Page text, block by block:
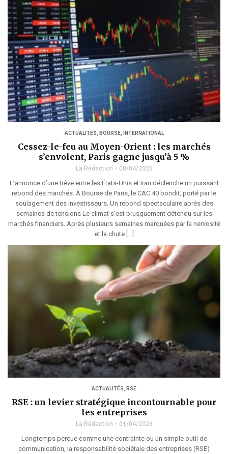
ACTUALITÉS BOURSE, INTERNATIONAL
Cessez-le-feu au Moyen-Orient : les marchés
s’envolent, Paris gagne jusqu’à 5 %
La Rédaction 08/04/2026
L’annonce d’une trêve entre les États-Unis et Iran déclenche un puissant
rebond des marchés. À Bourse de Paris, le CAC 40 bondit, porté par le
soulagement des investisseurs. Un rebond spectaculaire après des
semaines de tensions Le climat s’est brusquement détendu sur les
marchés financiers. Après plusieurs semaines marquées par la nervosité
et la chute […]
ACTUALITÉS RSE
RSE : un levier stratégique incontournable pour
les entreprises
La Rédaction 01/04/2026
Longtemps perçue comme une contrainte ou un simple outil de
communication, la responsabilité sociétale des entreprises (RSE)